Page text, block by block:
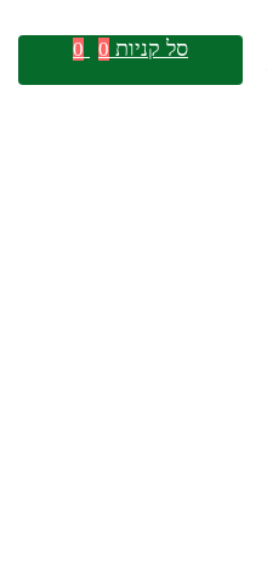
סל קניות 0
0